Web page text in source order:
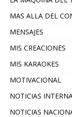
MAS ALLA DEL
MENSAJES
MIS CREACIONES
MIS KARAOKES
MOTIVACIONAL
NOTICIAS
NOTICIAS